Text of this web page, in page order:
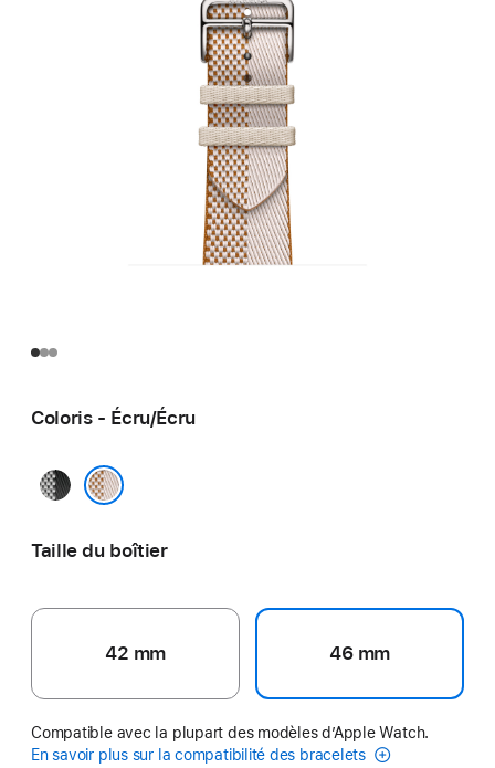
Coloris - Écru/Écru
Noir/
Taille du boîtier
42 mm 46 mm
Compatible avec la plupart des modèles d’Apple Watch.
En savoir plus sur la compatibilité des bracelets